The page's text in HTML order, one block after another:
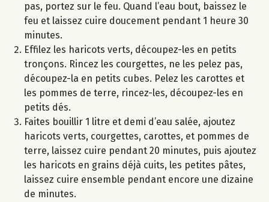
pas, portez sur le feu. Quand l’eau bout, baissez le
feu et laissez cuire doucement pendant 1 heure 30
minutes.
Effilez les haricots verts, découpez-les en petits
tronçons. Rincez les courgettes, ne les pelez pas,
découpez-la en petits cubes. Pelez les carottes et
les pommes de terre, rincez-les, découpez-les en
petits dés.
Faites bouillir 1 litre et demi d’eau salée, ajoutez
haricots verts, courgettes, carottes, et pommes de
terre, laissez cuire pendant 20 minutes, puis ajoutez
les haricots en grains déjà cuits, les petites pâtes,
laissez cuire ensemble pendant encore une dizaine
de minutes.